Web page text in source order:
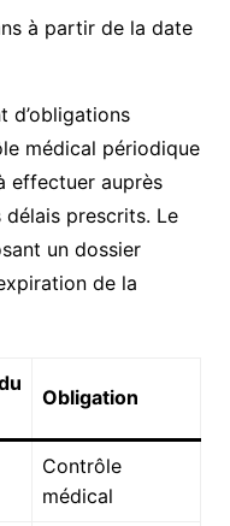
à partir de la date
d’obligations
médical périodique
effectuer auprès
délais prescrits. Le
un dossier
de la
Obligation
Contrôle
médical